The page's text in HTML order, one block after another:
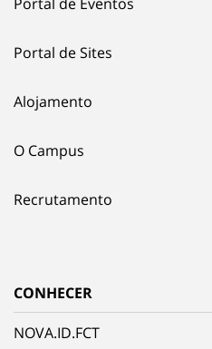
Portal de Sites
Alojamento
O Campus
Recrutamento
CONHECER
NOVA.ID.FCT